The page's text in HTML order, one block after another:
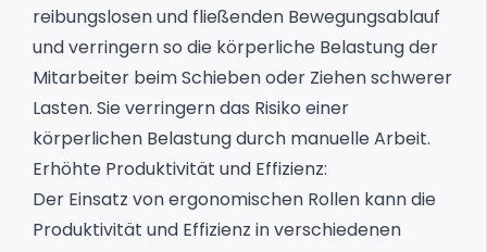
reibungslosen und fließenden Bewegungsablauf
und verringern so die körperliche Belastung der
Mitarbeiter beim Schieben oder Ziehen schwerer
Lasten. Sie verringern das Risiko einer
körperlichen Belastung durch manuelle Arbeit.
Erhöhte Produktivität und Effizienz:
Der Einsatz von ergonomischen Rollen kann die
Produktivität und Effizienz in verschiedenen